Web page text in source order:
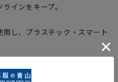
インをキープ。
し、プラスチック・スマート
イクルにより、ペットボトル